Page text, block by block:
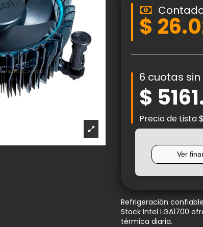
$
6 cuotas
$
Precio de Lista
Refrigeración
Stock Intel LGA1700
térmica diaria.